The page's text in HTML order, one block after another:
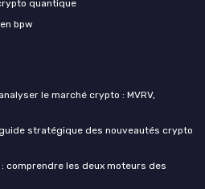
quantique
bpw
le marché crypto : MVRV,
stratégique des nouveautés crypto
comprendre les deux moteurs des